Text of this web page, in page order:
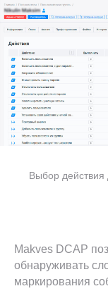
Выбор действия
Makves DCAP
обнаруживать
маркирования
mail рассылки
характера.
Я даю свое согласие
данных,
заявке, в
конфиденциальности
персональных данных